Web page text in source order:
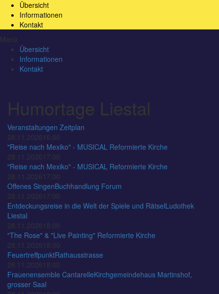
Übersicht
Informationen
Kontakt
Menü
Übersicht
Informationen
Kontakt
Humortage Liestal
Veranstaltungen Zeitplan
28.11.2026 16:00
"Reise nach Mexiko" - MUSICAL Reformierte Kirche
28.11.2026 17:00
"Reise nach Mexiko" - MUSICAL Reformierte Kirche
28.11.2026 17:00
Offenes SingenBuchhandlung Forum
28.11.2026 17:00
Entdeckungsreise in die Welt der Spiele und RätselLudothek
Liestal
28.11.2026 18:00
"The Rose" & "Live Painting" Reformierte Kirche
28.11.2026 18:00
FeuertreffpunktRathausstrasse
28.11.2026 18:00
Frauenensemble CantarelleKirchgemeindehaus Martinshof,
grosser Saal